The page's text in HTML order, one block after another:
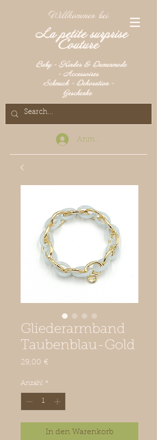
Willkommen bei
La petite surprise
Couture
Baby - Kinder & Damenmode
- Accessoires
Schmuck - Dekoration -
Geschenke
Anmelden
Gliederarmband
Taubenblau-Gold
29,00 €Preis
Anzahl *
In den Warenkorb